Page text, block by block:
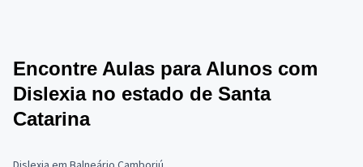
Encontre Aulas para Alunos com
Dislexia no estado de Santa
Catarina